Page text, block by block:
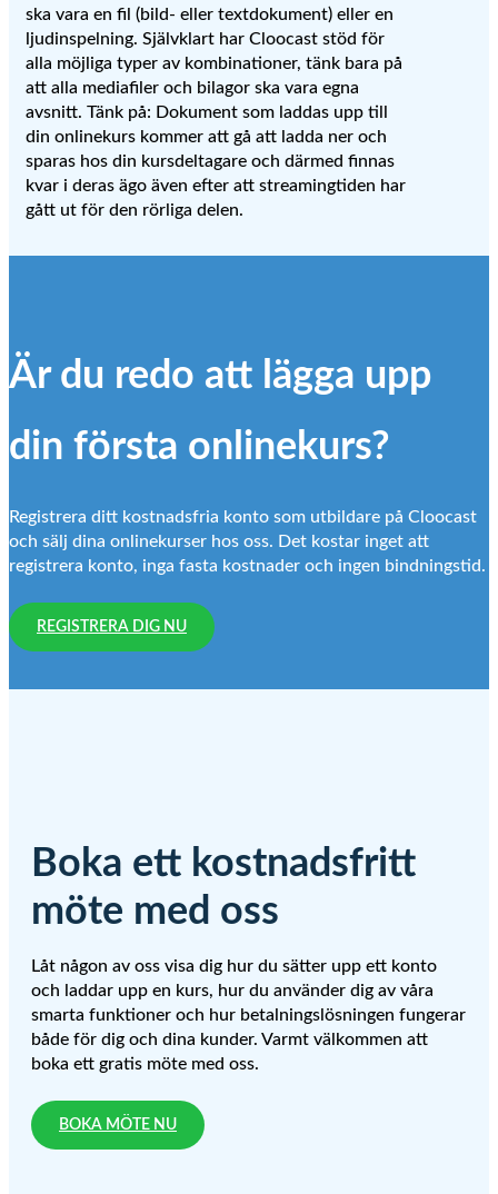
ska vara en fil (bild- eller textdokument) eller en
ljudinspelning. Självklart har Cloocast stöd för
alla möjliga typer av kombinationer, tänk bara på
att alla mediafiler och bilagor ska vara egna
avsnitt. Tänk på: Dokument som laddas upp till
din onlinekurs kommer att gå att ladda ner och
sparas hos din kursdeltagare och därmed finnas
kvar i deras ägo även efter att streamingtiden har
gått ut för den rörliga delen.
Är du redo att lägga upp
din första onlinekurs?
Registrera ditt kostnadsfria konto som utbildare på Cloocast
och sälj dina onlinekurser hos oss. Det kostar inget att
registrera konto, inga fasta kostnader och ingen bindningstid.
REGISTRERA DIG NU
Boka ett kostnadsfritt
möte med oss
Låt någon av oss visa dig hur du sätter upp ett konto
och laddar upp en kurs, hur du använder dig av våra
smarta funktioner och hur betalningslösningen fungerar
både för dig och dina kunder. Varmt välkommen att
boka ett gratis möte med oss.
BOKA MÖTE NU